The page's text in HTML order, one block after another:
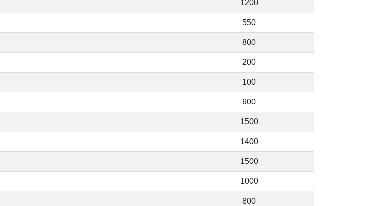
1200
550
800
200
100
600
1500
1400
1500
1000
800